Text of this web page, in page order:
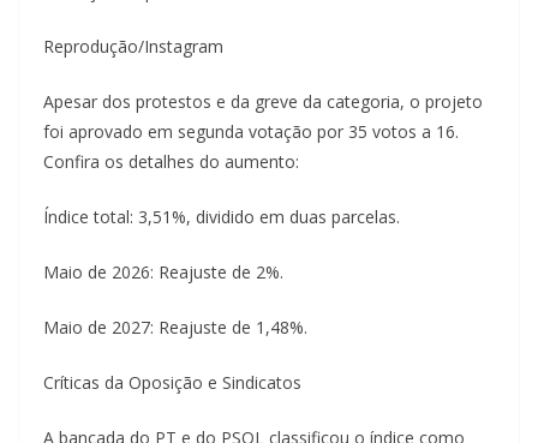
Reprodução/Instagram
Apesar dos protestos e da greve da categoria, o projeto
foi aprovado em segunda votação por 35 votos a 16.
Confira os detalhes do aumento:
Índice total: 3,51%, dividido em duas parcelas.
Maio de 2026: Reajuste de 2%.
Maio de 2027: Reajuste de 1,48%.
Críticas da Oposição e Sindicatos
A bancada do PT e do PSOL classificou o índice como